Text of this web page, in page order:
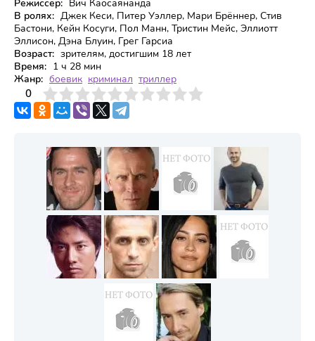
Режиссер: Вич Каосаянанда
В ролях: Джек Кеси, Питер Уэллер, Мари Брённер, Стив
Бастони, Кейн Косуги, Пол Манн, Тристин Мейс, Эллиотт
Эллисон, Дэна Блуин, Грег Гарсиа
Возраст: зрителям, достигшим 18 лет
Время: 1 ч 28 мин
Жанр: боевик криминал триллер
0
4 6 7 8 9 10